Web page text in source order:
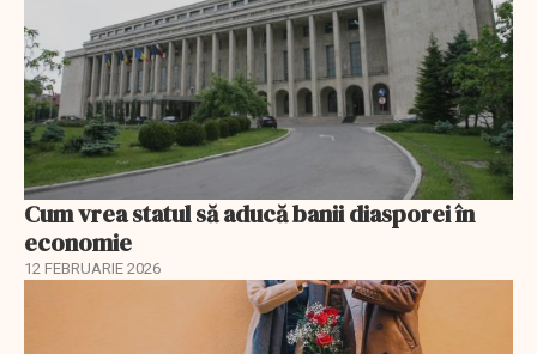
Cum vrea statul să aducă banii diasporei în
economie
12 FEBRUARIE 2026